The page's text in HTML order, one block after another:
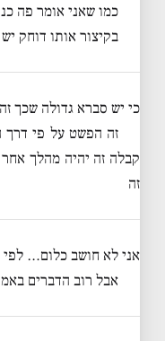
כמו שאני אומר פה
בקיצור אותו דוחק
כי יש סברא גדולה שכך
זה הפשט על פי דרך
קבלה זה יהיה מהלך אחר
זה
אני לא חושב כלום… לפי
אבל רוב הדברים